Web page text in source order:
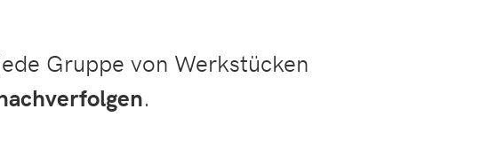
Gruppe von Werkstücken
.